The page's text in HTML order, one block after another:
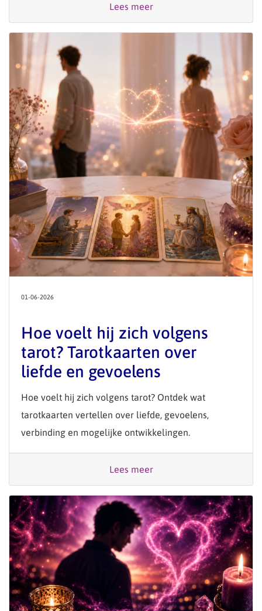
Lees meer
01-06-2026
Hoe voelt hij zich volgens
tarot? Tarotkaarten over
liefde en gevoelens
Hoe voelt hij zich volgens tarot? Ontdek wat
tarotkaarten vertellen over liefde, gevoelens,
verbinding en mogelijke ontwikkelingen.
Lees meer